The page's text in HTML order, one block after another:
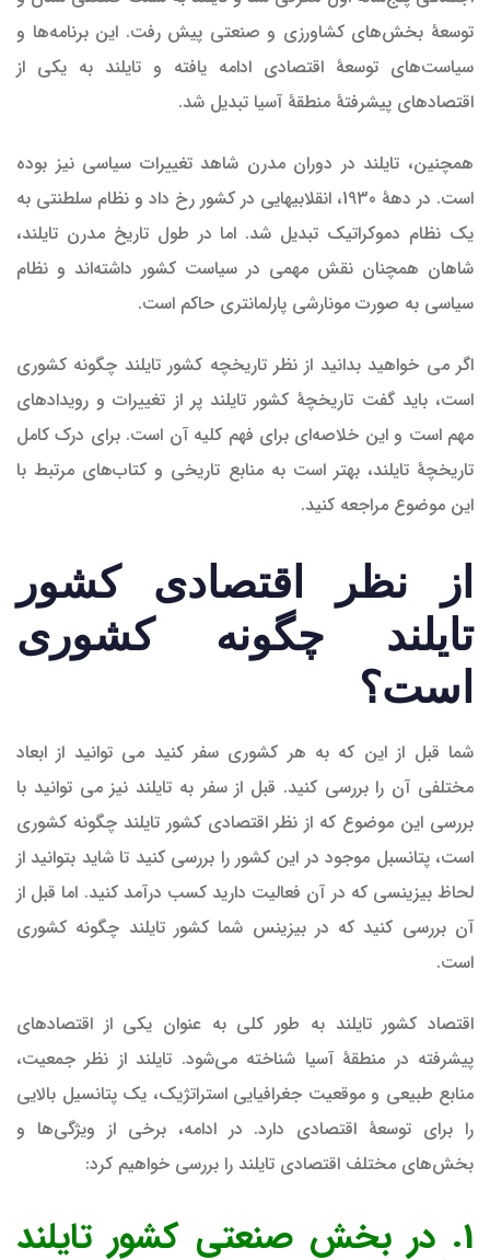
توسعهٔ بخش‌های کشاورزی و صنعتی پیش رفت. این برنامه‌ها و
سیاست‌های توسعهٔ اقتصادی ادامه یافته و تایلند به یکی از
اقتصادهای پیشرفتهٔ منطقهٔ آسیا تبدیل شد.
همچنین، تایلند در دوران مدرن شاهد تغییرات سیاسی نیز بوده
است. در دههٔ 1930، انقلابیهایی در کشور رخ داد و نظام سلطنتی به
یک نظام دموکراتیک تبدیل شد. اما در طول تاریخ مدرن تایلند،
شاهان همچنان نقش مهمی در سیاست کشور داشته‌اند و نظام
سیاسی به صورت مونارشی پارلمانتری حاکم است.
اگر می خواهید بدانید از نظر تاریخچه کشور تایلند چگونه کشوری
است، باید گفت تاریخچهٔ کشور تایلند پر از تغییرات و رویدادهای
مهم است و این خلاصه‌ای برای فهم کلیه آن است. برای درک کامل
تاریخچهٔ تایلند، بهتر است به منابع تاریخی و کتاب‌های مرتبط با
این موضوع مراجعه کنید.
از نظر اقتصادی کشور
تایلند چگونه کشوری
است؟
شما قبل از این که به هر کشوری سفر کنید می توانید از ابعاد
مختلفی آن را بررسی کنید. قبل از سفر به تایلند نیز می توانید با
بررسی این موضوع که از نظر اقتصادی کشور تایلند چگونه کشوری
است، پتانسبل موجود در این کشور را بررسی کنید تا شاید بتوانید از
لحاظ بیزینسی که در آن فعالیت دارید کسب درآمد کنید. اما قبل از
آن بررسی کنید که در بیزینس شما کشور تایلند چگونه کشوری
است.
اقتصاد کشور تایلند به طور کلی به عنوان یکی از اقتصادهای
پیشرفته در منطقهٔ آسیا شناخته می‌شود. تایلند از نظر جمعیت،
منابع طبیعی و موقعیت جغرافیایی استراتژیک، یک پتانسیل بالایی
را برای توسعهٔ اقتصادی دارد. در ادامه، برخی از ویژگی‌ها و
بخش‌های مختلف اقتصادی تایلند را بررسی خواهیم کرد:
1. در بخش صنعتی کشور تایلند